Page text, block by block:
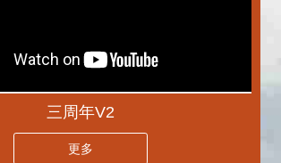
三周年V2
更多